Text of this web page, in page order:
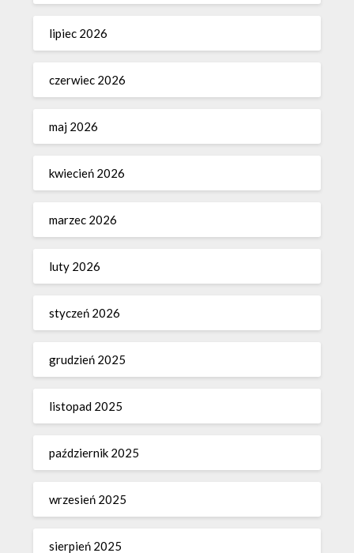
lipiec 2026
czerwiec 2026
maj 2026
kwiecień 2026
marzec 2026
luty 2026
styczeń 2026
grudzień 2025
listopad 2025
październik 2025
wrzesień 2025
sierpień 2025